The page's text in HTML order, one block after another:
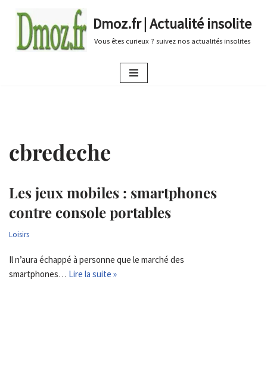
au
Dmoz.fr | Actualité insolite
Vous êtes curieux ? suivez nos actualités insolites
cbredeche
Les jeux mobiles : smartphones
contre console portables
Loisirs
Il n’aura échappé à personne que le marché des
smartphones… Lire la suite »